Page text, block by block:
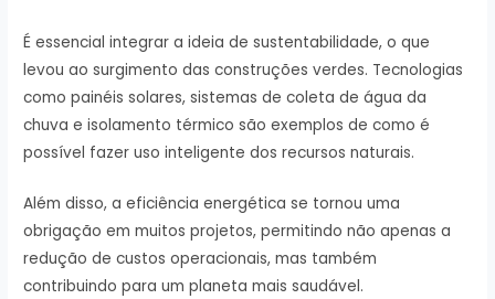
É essencial integrar a ideia de sustentabilidade, o que
levou ao surgimento das construções verdes. Tecnologias
como painéis solares, sistemas de coleta de água da
chuva e isolamento térmico são exemplos de como é
possível fazer uso inteligente dos recursos naturais.
Além disso, a eficiência energética se tornou uma
obrigação em muitos projetos, permitindo não apenas a
redução de custos operacionais, mas também
contribuindo para um planeta mais saudável.